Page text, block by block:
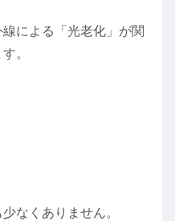
による「光老化」が関
。
なくありません。